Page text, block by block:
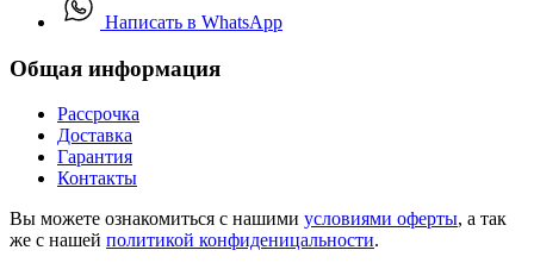
Написать в WhatsApp
Общая информация
Рассрочка
Доставка
Гарантия
Контакты
Вы можете ознакомиться с нашими условиями оферты, а так
же с нашей политикой конфиденицальности.